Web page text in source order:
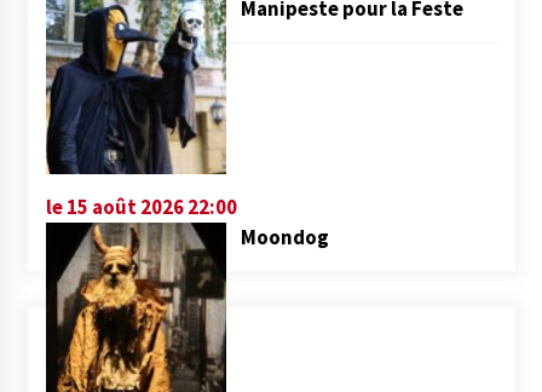
Manipeste pour la Feste
le 15 août 2026 22:00
Moondog